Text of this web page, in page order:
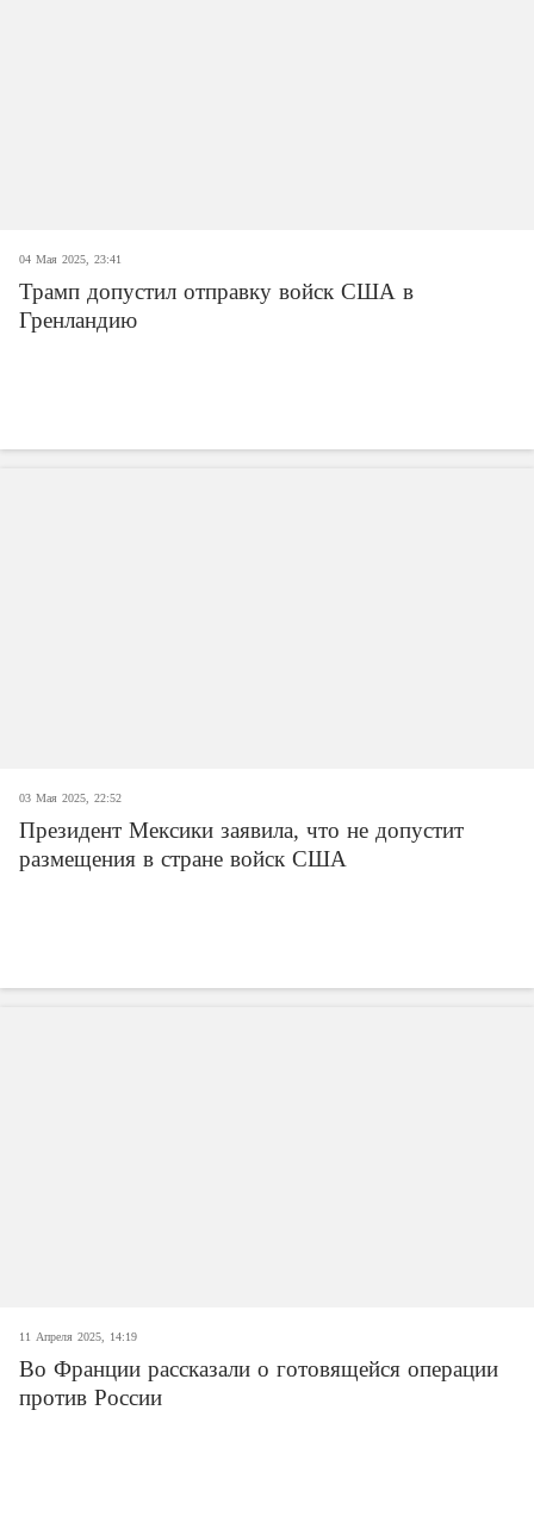
04 Мая 2025, 23:41
Трамп допустил отправку войск США в
Гренландию
03 Мая 2025, 22:52
Президент Мексики заявила, что не допустит
размещения в стране войск США
11 Апреля 2025, 14:19
Во Франции рассказали о готовящейся операции
против России